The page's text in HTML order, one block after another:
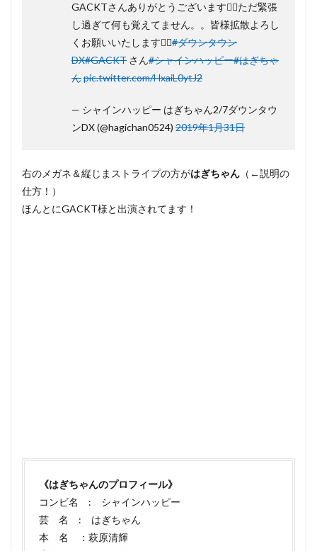
まと
GACKTさんありがとうございます🙇‍♂️ただ緊張
し過ぎて何も覚えてません。。皆様拡散よろし
くお願いいたします🙇‍♂️#ダウンタウン
DX#GACKT さん#シャインハッピー#はぎちゃ
んpic.twitter.com/HxaiL0ytJ2
— シャインハッピー はぎちゃん2/7ダウンタウ
ンDX (@hagichan0524) 2019年1月31日
右のメガネ＆縦じまストライプの方がはぎちゃん （←説明の
仕方！）
ほんとにGACKT様と出演されてます！
《はぎちゃんのプロフィール》
コンビ名 : シャインハッピー
芸 名 : はぎちゃん
本 名 ：萩原清輝